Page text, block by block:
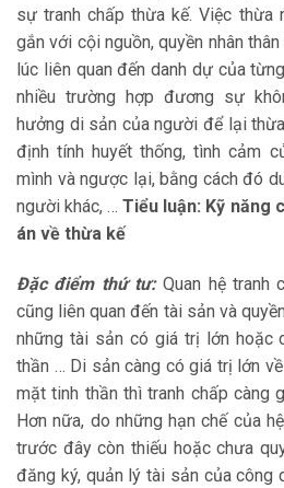
sự tranh chấp thừa kế. Việc thừa
gắn với cội nguồn, quyền nhân
lúc liên quan đến danh dự của
nhiều trường hợp đương sự
hưởng di sản của người để lại
định tính huyết thống, tình cảm
mình và ngược lại, bằng cách đó
người khác, …Tiểu luận: Kỹ năng
án về thừa kế
Đặc điểm thứ tư:Quan hệ tranh
cũng liên quan đến tài sản và
những tài sản có giá trị lớn hoặc
thần … Di sản càng có giá trị lớn
mặt tinh thần thì tranh chấp càng
Hơn nữa, do những hạn chế của
trước đây còn thiếu hoặc chưa
đăng ký, quản lý tài sản của công